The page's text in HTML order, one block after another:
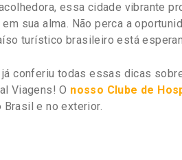
essa cidade vibrante
sua alma. Não perca a
turístico brasileiro está
conferiu todas essas dicas
Viagens! O nosso Clube de
Brasil e no exterior.